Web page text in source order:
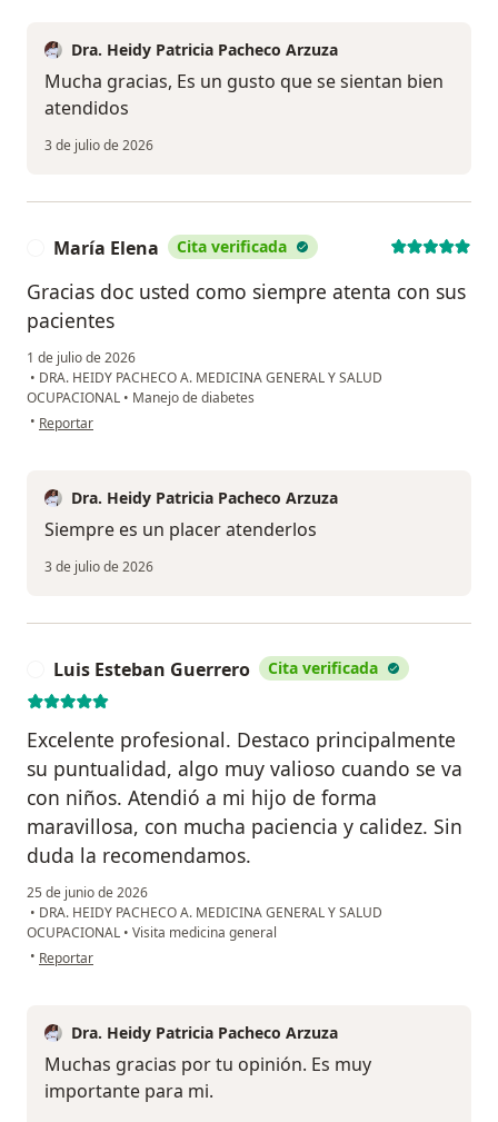
Dra. Heidy Patricia Pacheco Arzuza
Mucha gracias, Es un gusto que se sientan bien
atendidos
3 de julio de 2026
María Elena Cita verificada
Gracias doc usted como siempre atenta con sus
pacientes
1 de julio de 2026
• DRA. HEIDY PACHECO A. MEDICINA GENERAL Y SALUD
OCUPACIONAL • Manejo de diabetes
• en opinión del usuario María Elena
Reportar
Dra. Heidy Patricia Pacheco Arzuza
Siempre es un placer atenderlos
3 de julio de 2026
Luis Esteban Guerrero Cita verificada
Excelente profesional. Destaco principalmente
su puntualidad, algo muy valioso cuando se va
con niños. Atendió a mi hijo de forma
maravillosa, con mucha paciencia y calidez. Sin
duda la recomendamos.
25 de junio de 2026
• DRA. HEIDY PACHECO A. MEDICINA GENERAL Y SALUD
OCUPACIONAL • Visita medicina general
• en opinión del usuario Luis Esteban Guerrero
Reportar
Dra. Heidy Patricia Pacheco Arzuza
Muchas gracias por tu opinión. Es muy
importante para mi.